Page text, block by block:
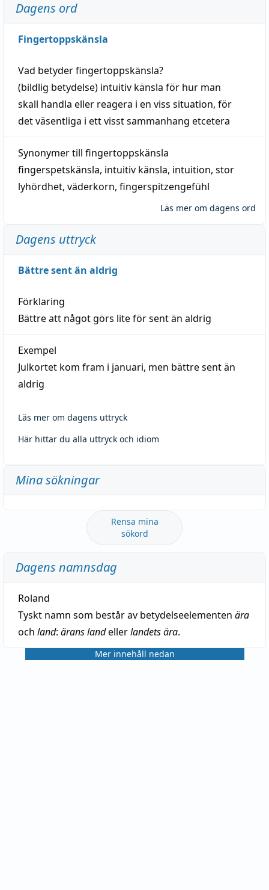
Dagens ord
Fingertoppskänsla
Vad betyderfingertoppskänsla?
(bildlig betydelse) intuitiv känsla för hur man
skall handla eller reagera i en viss situation, för
det väsentliga i ett visstsammanhang etcetera
Synonymer till fingertoppskänsla
fingerspetskänsla, intuitiv känsla, intuition, stor
lyhördhet, väderkorn, fingerspitzengefühl
Läs mer om dagens ord
Dagens uttryck
Bättre sent än aldrig
Förklaring
Bättre att något görs lite för sent än aldrig
Exempel
Julkortet kom fram i januari, men bättre sent än
aldrig
Läs mer om dagens uttryck
Här hittar du alla uttryck och idiom
Mina sökningar
Rensa mina
sökord
Dagens namnsdag
Roland
Tyskt namn som består av betydelseelementen ära
och land: ärans landellerlandets ära.
Mer innehåll nedan